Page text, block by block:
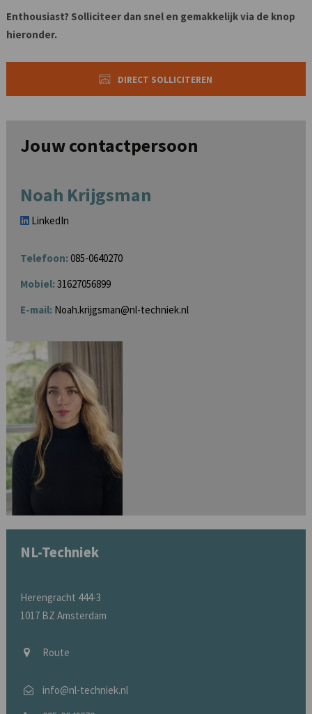
Enthousiast? Solliciteer dan snel en gemakkelijk via de knop
hieronder.
DIRECT SOLLICITEREN
Jouw contactpersoon
Noah Krijgsman
LinkedIn
Telefoon: 085-0640270
Mobiel: 31627056899
E-mail: Noah.krijgsman@nl-techniek.nl
NL-Techniek
Herengracht 444-3
1017 BZ Amsterdam
Route
info@nl-techniek.nl